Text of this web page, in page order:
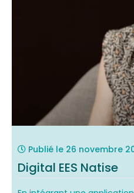
Publié le 26 novembre
Digital EES Natise